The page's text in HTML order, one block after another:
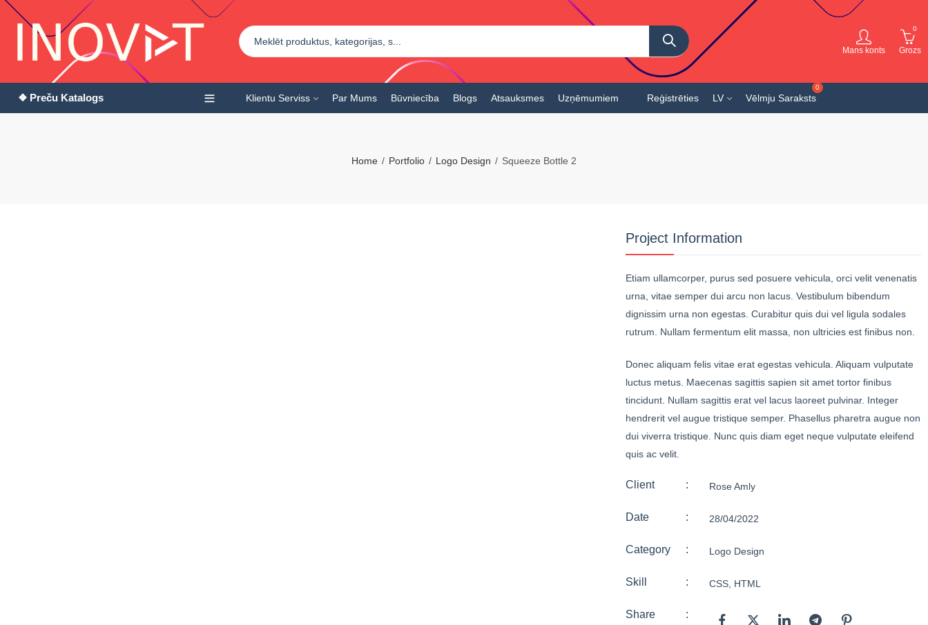
Mans konts
0
Grozs
❖ Preču Katalogs Klientu Serviss Par Mums Būvniecība Blogs Atsauksmes Uzņēmumiem Reģistrēties LV Vēlmju Saraksts
Home Portfolio Logo Design Squeeze Bottle 2
Project Information
Etiam ullamcorper, purus sed posuere vehicula, orci velit venenatis
urna, vitae semper dui arcu non lacus. Vestibulum bibendum
dignissim urna non egestas. Curabitur quis dui vel ligula sodales
rutrum. Nullam fermentum elit massa, non ultricies est finibus non.
Donec aliquam felis vitae erat egestas vehicula. Aliquam vulputate
luctus metus. Maecenas sagittis sapien sit amet tortor finibus
tincidunt. Nullam sagittis erat vel lacus laoreet pulvinar. Integer
hendrerit vel augue tristique semper. Phasellus pharetra augue non
dui viverra tristique. Nunc quis diam eget neque vulputate eleifend
quis ac velit.
Client : Rose Amly
Date : 28/04/2022
Category : Logo Design
Skill : CSS HTML
Share :